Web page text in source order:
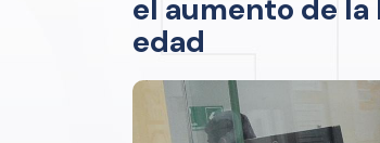
el aumento de
edad